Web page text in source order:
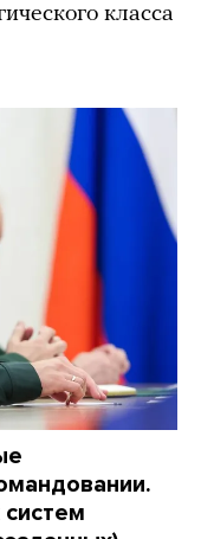
класса